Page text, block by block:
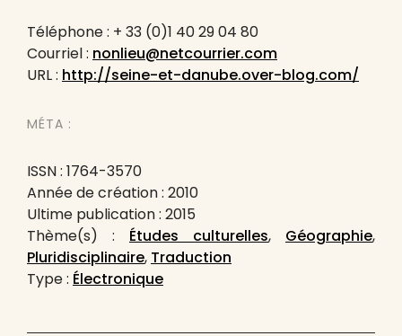
Téléphone : + 33 (0)1 40 29 04 80
Courriel : nonlieu@netcourrier.com
URL : http://seine-et-danube.over-blog.com/
MÉTA :
ISSN : 1764-3570
Année de création : 2010
Ultime publication : 2015
Thème(s) : Études culturelles, Géographie,
Pluridisciplinaire, Traduction
Type : Électronique